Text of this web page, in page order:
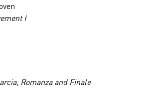
I
Romanza and Finale